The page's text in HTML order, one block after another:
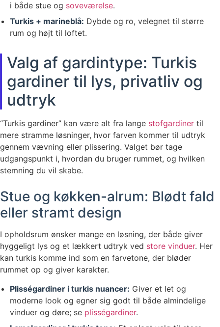
i både stue og soveværelse.
Turkis + marineblå: Dybde og ro, velegnet til større
rum og højt til loftet.
Valg af gardintype: Turkis
gardiner til lys, privatliv og
udtryk
“Turkis gardiner” kan være alt fra lange stofgardiner til
mere stramme løsninger, hvor farven kommer til udtryk
gennem vævning eller plissering. Valget bør tage
udgangspunkt i, hvordan du bruger rummet, og hvilken
stemning du vil skabe.
Stue og køkken-alrum: Blødt fald
eller stramt design
I opholdsrum ønsker mange en løsning, der både giver
hyggeligt lys og et lækkert udtryk ved store vinduer. Her
kan turkis komme ind som en farvetone, der bløder
rummet op og giver karakter.
Plisségardiner i turkis nuancer: Giver et let og
moderne look og egner sig godt til både almindelige
vinduer og døre; se plisségardiner.